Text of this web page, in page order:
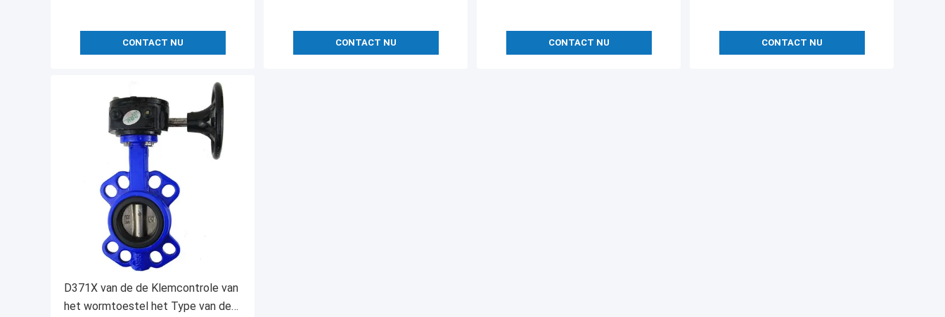
CONTACT NU CONTACT NU CONTACT NU CONTACT NU
D371X van de de Klemcontrole van
het wormtoestel het Type van de